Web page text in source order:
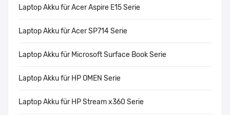
Laptop Akku für Acer Aspire E15 Serie
Laptop Akku für Acer SP714 Serie
Laptop Akku für Microsoft Surface Book Serie
Laptop Akku für HP OMEN Serie
Laptop Akku für HP Stream x360 Serie